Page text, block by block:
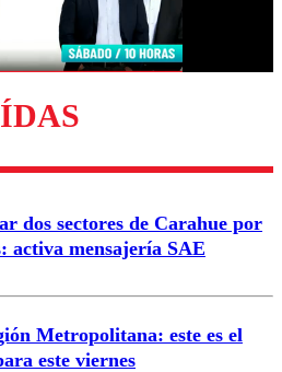
Enviar comentario
dos sectores de Carahue por
activa mensajería SAE
Metropolitana: este es el
este viernes